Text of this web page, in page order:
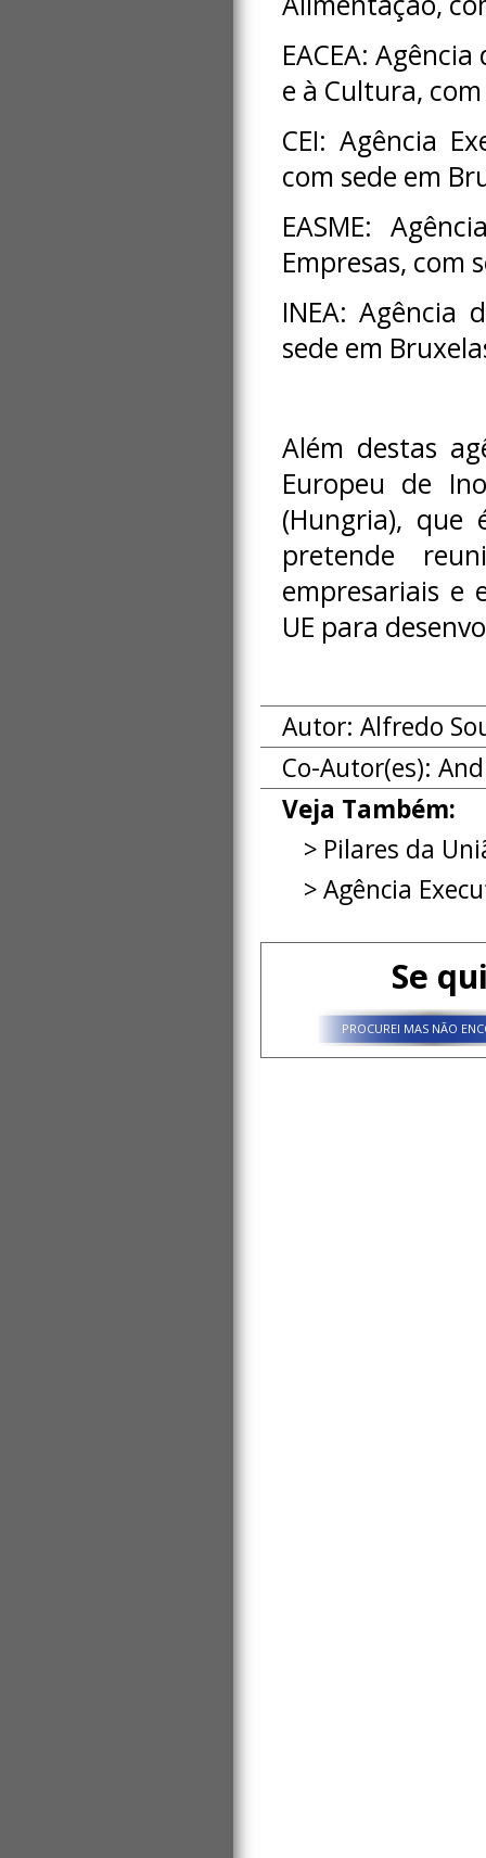
EACEA:
e à Cultura,
CEI: Agência
com sede em
EASME:
Empresas, com
INEA: Agência
sede em
Além destas
Europeu de
(Hungria), que
pretende
empresariais e
UE para
Autor: Alfredo
Co-Autor(es):
Veja Também:
Pilares da
Agência
Se
PROCUREI MAS NÃO